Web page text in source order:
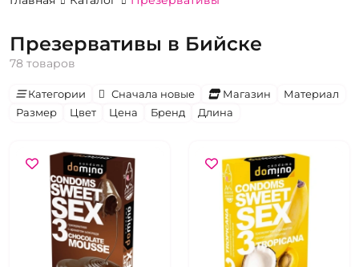
Презервативы в Бийске
78 товаров
Категории Сначала новые Магазин
Материал
Размер
Цвет Цена Бренд Длина